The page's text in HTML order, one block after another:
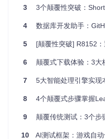
Agent-S构建了完整的学习
wledge系统将离散经验提炼
升1.2%，实现持续自我强化
技术卡片
通过并行生成多种执行路径
问题：如何协调多模块高效协
方案：环形协同架构设计
3 3个颠覆性突破：
4 数据库开发助手：GitHub
5 [颠覆性突破] R8152：重新
6 颠覆式下载体验：3大核心
7 5大智能处理引擎实现
8 4个颠覆式步骤掌握Lean量化
9 颠覆传统测试：3个步
10 AI测试框架：游戏自